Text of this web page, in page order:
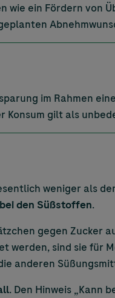
wie ein Fördern von
im Rahmen
Konsum gilt als
weniger als
den Süßstoffen.
gegen Zucker
werden, sind sie für
anderen
. Den Hinweis „Kann